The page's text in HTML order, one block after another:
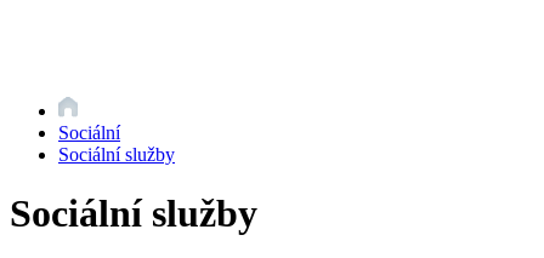
Sociální
Sociální služby
Sociální služby